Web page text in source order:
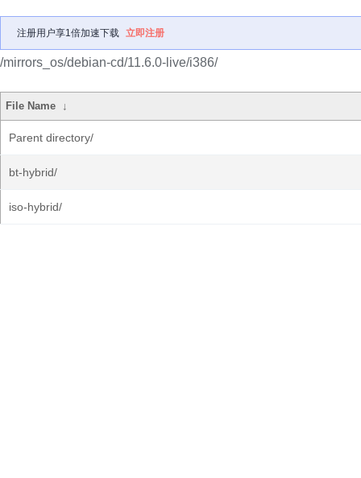
注册用户享1倍加速下载 立即注册
/mirrors_os/debian-cd/11.6.0-live/i386/
File Name ↓
Parent directory/
bt-hybrid/
iso-hybrid/